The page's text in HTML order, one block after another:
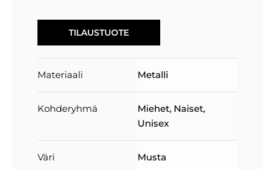
TILAUSTUOTE
Materiaali Metalli
Kohderyhmä Miehet, Naiset,
Unisex
Väri Musta